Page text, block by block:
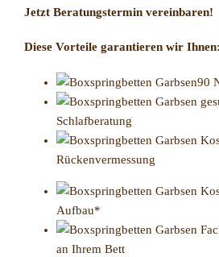
Jetzt Beratungstermin vereinbaren!
Diese Vorteile garantieren wir Ihnen:
90
Schlafberatung
Rückenvermessung
Aufbau*
an Ihrem Bett